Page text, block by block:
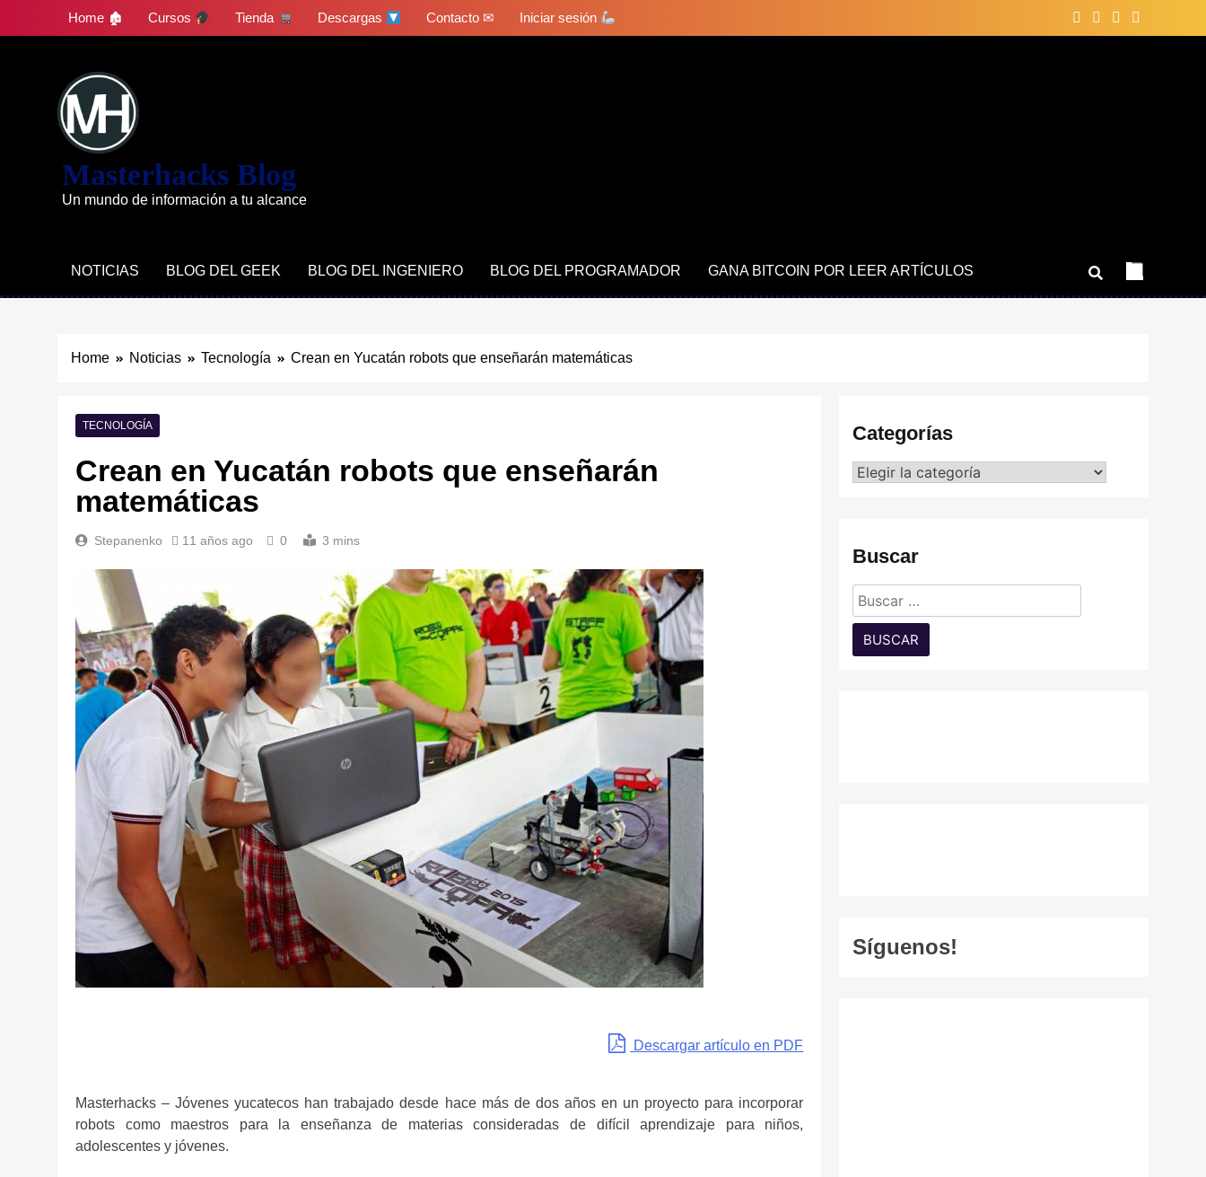
Home 🏚 Cursos Tienda Descargas Contacto ✉ Iniciar sesión
Masterhacks Blog
Un mundo de información a tu alcance
NOTICIAS BLOG DEL GEEK BLOG DEL INGENIERO BLOG DEL PROGRAMADOR GANA BITCOIN POR LEER ARTÍCULOS
Home Noticias Tecnología Crean en Yucatán robots que enseñarán matemáticas
TECNOLOGÍA
Crean en Yucatán robots que enseñarán
matemáticas
Stepanenko 11 años ago 0 3 mins
Descargar artículo en PDF
Masterhacks – Jóvenes yucatecos han trabajado desde hace más de dos años en un proyecto para incorporar
robots como maestros para la enseñanza de materias consideradas de difícil aprendizaje para niños,
adolescentes y jóvenes.
Categorías
Categorías
Buscar
Buscar:
Síguenos!